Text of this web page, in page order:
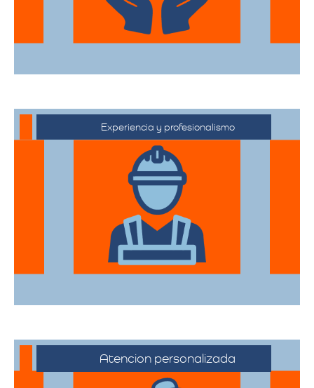
Experiencia y profesionalismo
Contamos con una extensa trayectoria
en el sector de trasteos, ofreciendo un
servicio confiable y de alta calidad.
Atencion personalizada